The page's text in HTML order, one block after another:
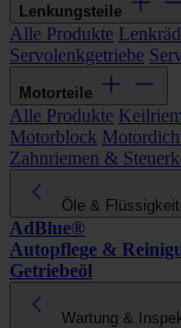
Lenkungsteile
Alle Produkte
Servolenkgetriebe
Motorteile
Alle Produkte
Motorblock
Zahnriemen &
Öle &
AdBlue®
Autopflege &
Getriebeöl
Wartung &